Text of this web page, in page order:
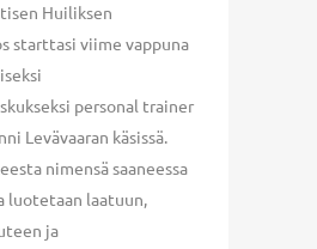
Huiliksen
starttasi viime vappuna
personal trainer
Levävaaran käsissä.
nimensä saaneessa
luotetaan laatuun,
ja